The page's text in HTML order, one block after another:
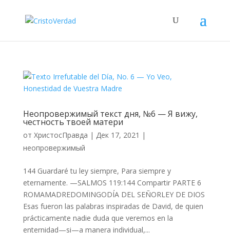
Неопровержимый текст дня, №6 — Я вижу,
честность твоей матери
от ХристосПравда | Дек 17, 2021 |
неопровержимый
144 Guardaré tu ley siempre, Para siempre y
eternamente. —SALMOS 119:144 Compartir PARTE 6
ROMAMADREDOMINGODÍA DEL SEÑORLEY DE DIOS
Esas fueron las palabras inspiradas de David, de quien
prácticamente nadie duda que veremos en la
enternidad—si—a manera individual,...